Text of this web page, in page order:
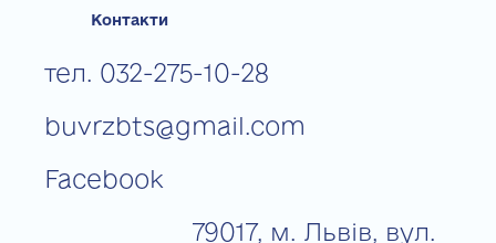
Контакти
тел. 032-275-10-28
buvrzbts@gmail.com
Facebook
79017, м. Львів, вул.